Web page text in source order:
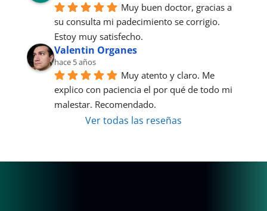
Muy buen doctor, gracias a
su consulta mi padecimiento se corrigio.
Estoy muy satisfecho.
Valentin Organes
hace 5 años
Muy atento y claro. Me
explico con paciencia el por qué de todo mi
malestar. Recomendado.
Ver todas las reseñas